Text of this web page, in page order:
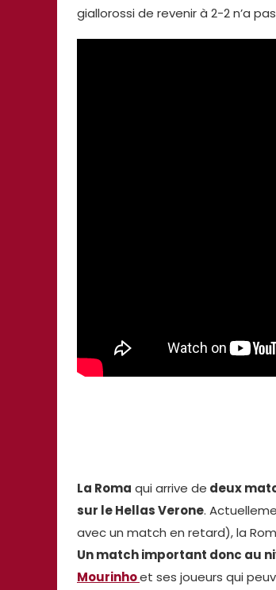
giallorossi de revenir à 2-2 n’a
La Roma qui arrive de deux
sur le Hellas Verone.
avec un match en retard), la
Un match important donc au
Mourinhoet ses joueurs qui